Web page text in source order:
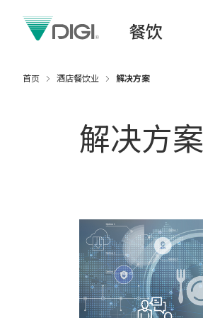
餐饮
首页 酒店餐饮业 解决方案
解决方案